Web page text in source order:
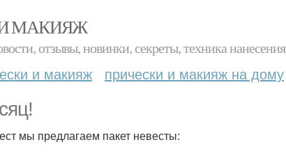
МАКИЯЖ
отзывы, новинки, секреты, техника нанесения
и макияж прически и макияж на дому
мы предлагаем пакет невесты: